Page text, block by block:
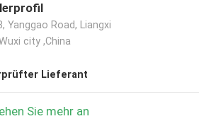
Yanggao Road, Liangxi
city ,China
Lieferant
Sie mehr an